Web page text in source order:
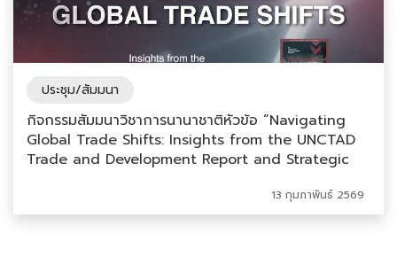
ประชุม/สัมมนา
กิจกรรมสัมมนาวิชาการนานาชาติหัวข้อ “Navigating
Global Trade Shifts: Insights from the UNCTAD
Trade and Development Report and Strategic
13 กุมภาพันธ์ 2569